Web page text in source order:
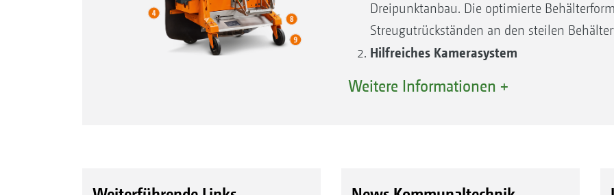
Dreipunktanbau. Die optimierte
Streugutrückständen an den steilen
Hilfreiches Kamerasystem
sowie einer Behälterinnenkamera zur
Wichtiger Staubschutz
Weitere Informationen +